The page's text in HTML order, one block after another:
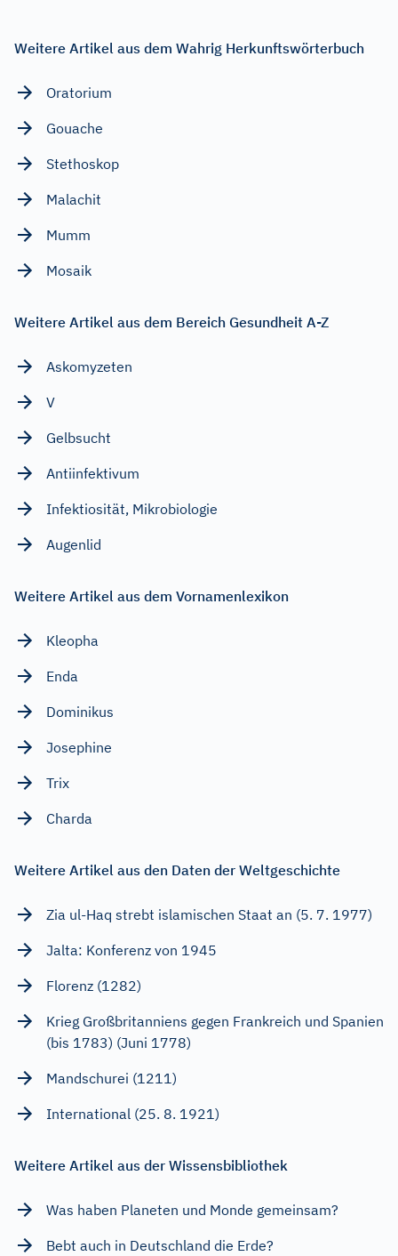
Weitere Artikel aus dem Wahrig Herkunftswörterbuch
Oratorium
Gouache
Stethoskop
Malachit
Mumm
Mosaik
Weitere Artikel aus dem Bereich Gesundheit A-Z
Askomyzeten
V
Gelbsucht
Antiinfektivum
Infektiosität, Mikrobiologie
Augenlid
Weitere Artikel aus dem Vornamenlexikon
Kleopha
Enda
Dominikus
Josephine
Trix
Charda
Weitere Artikel aus den Daten der Weltgeschichte
Zia ul-Haq strebt islamischen Staat an (5. 7. 1977)
Jalta: Konferenz von 1945
Florenz (1282)
Krieg Großbritanniens gegen Frankreich und Spanien
(bis 1783) (Juni 1778)
Mandschurei (1211)
International (25. 8. 1921)
Weitere Artikel aus der Wissensbibliothek
Was haben Planeten und Monde gemeinsam?
Bebt auch in Deutschland die Erde?